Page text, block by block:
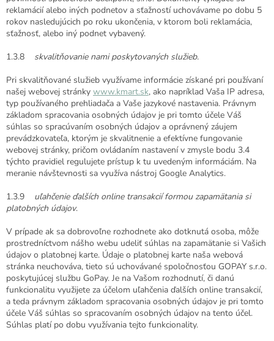
reklamácií alebo iných podnetov a sťažností uchovávame po dobu 5
rokov nasledujúcich po roku ukončenia, v ktorom boli reklamácia,
sťažnosť, alebo iný podnet vybavený.
1.3.8 skvalitňovanie nami poskytovaných služieb.
Pri skvalitňované služieb využívame informácie získané pri používaní
našej webovej stránky www.kmart.sk, ako napríklad Vaša IP adresa,
typ používaného prehliadača a Vaše jazykové nastavenia. Právnym
základom spracovania osobných údajov je pri tomto účele Váš
súhlas so spracúvaním osobných údajov a oprávnený záujem
prevádzkovateľa, ktorým je skvalitnenie a efektívne fungovanie
webovej stránky, pričom ovládaním nastavení v zmysle bodu 3.4
týchto pravidiel regulujete prístup k tu uvedeným informáciám. Na
meranie návštevnosti sa využíva nástroj Google Analytics.
1.3.9 uľahčenie ďalších online transakcií formou zapamätania si
platobných údajov.
V prípade ak sa dobrovoľne rozhodnete ako dotknutá osoba, môže
prostredníctvom nášho webu udeliť súhlas na zapamätanie si Vašich
údajov o platobnej karte. Údaje o platobnej karte naša webová
stránka neuchováva, tieto sú uchovávané spoločnosťou GOPAY s.r.o.
poskytujúcej službu GoPay. Je na Vašom rozhodnutí, či danú
funkcionalitu využijete za účelom uľahčenia ďalších online transakcií,
a teda právnym základom spracovania osobných údajov je pri tomto
účele Váš súhlas so spracovaním osobných údajov na tento účel.
Súhlas platí po dobu využívania tejto funkcionality.